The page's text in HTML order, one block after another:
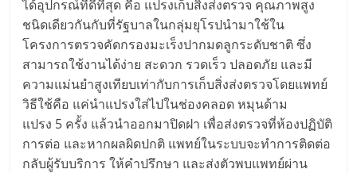
ได้อุปกรณ์ที่ดีที่สุด คือ แปรงเก็บสิ่งส่งตรวจ คุณภาพสูง
ชนิดเดียวกันกับที่รัฐบาลในกลุ่มยุโรปนำมาใช้ใน
โครงการตรวจคัดกรองมะเร็งปากมดลูกระดับชาติ ซึ่ง
สามารถใช้งานได้ง่าย สะดวก รวดเร็ว ปลอดภัย และมี
ความแม่นยำสูงเทียบเท่ากับการเก็บสิ่งส่งตรวจโดยแพทย์
วิธีใช้คือ แค่นำแปรงใส่ไปในช่องคลอด หมุนด้าม
แปรง 5 ครั้ง แล้วนำออกมาปิดฝา เพื่อส่งตรวจที่ห้องปฏิบัติ
การต่อ และหากผลผิดปกติ แพทย์ในระบบจะทำการติดต่อ
กลับผู้รับบริการ ให้คำปรึกษา และส่งตัวพบแพทย์ผ่าน